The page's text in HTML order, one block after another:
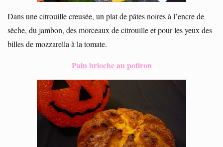
Dans une citrouille creusée, un plat de pâtes noires à l’encre de
sèche, du jambon, des morceaux de citrouille et pour les yeux des
billes de mozzarella à la tomate.
Pain brioche au potiron